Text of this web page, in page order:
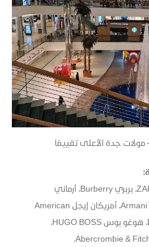
جدة الأعلى تقييمًا
زارا ZARA، بربري Burberry، أرماني
إكستشينج Armani Exchange، أمريكان إيجل American
Eagle، بيرشكا Bershka، هوغو بوس HUGO BOSS،